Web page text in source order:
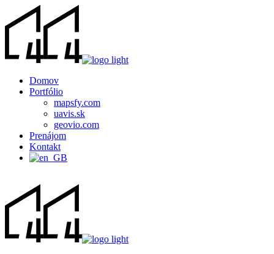
Domov
Portfólio
mapsfy.com
uavis.sk
geovio.com
Prenájom
Kontakt